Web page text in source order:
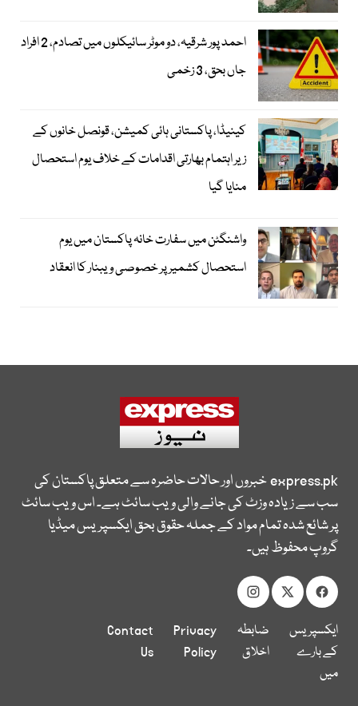
احمد پور شرقیہ، دو موٹر سائیکلوں میں تصادم، 2 افراد
جاں بحق، 3 زخمی
کینیڈا، پاکستانی ہائی کمیشن، قونصل خانوں کے
زیر اہتمام بھارتی اقدامات کے خلاف یوم استحصال
منایا گیا
واشنگٹن میں سفارت خانہ پاکستان میں یوم
استحصال کشمیر پر خصوصی ویبنار کا انعقاد
express.pkخبروں اور حالات حاضرہ سے متعلق پاکستان کی
سب سے زیادہ وزٹ کی جانے والی ویب سائٹ ہے۔ اس ویب سائٹ
پر شائع شدہ تمام مواد کے جملہ حقوق بحق ایکسپریس میڈیا
گروپ محفوظ ہیں۔
ایکسپریس
کے بارے
میں
ضابطہ
اخلاق
Privacy
Policy
Contact
Us